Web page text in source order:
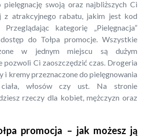
swoją oraz najbliższych Ci
z atrakcyjnego rabatu, jakim jest kod
kategorię „Pielęgnacja”
do Tołpa promocje. Wszystkie
w jednym miejscu są dużym
pozwoli Ci zaoszczędzić czas. Drogeria
i kremy przeznaczone do pielęgnowania
włosów czy ust. Na stronie
rzeczy dla kobiet, mężczyzn oraz
promocja – jak możesz ją